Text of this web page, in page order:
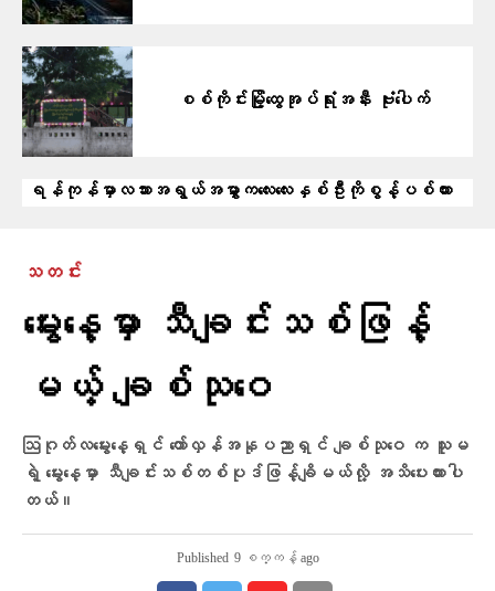
စစ်ကိုင်းမြို့ထွေအုပ်ရုံးအနီး ဗုံးပေါက်
ရန်ကုန်မှာလသားအရွယ်အမွှာကလေးလေးနှစ်ဦးကိုစွန့်ပစ်ထား
သတင်း
မွေးနေ့မှာ သီချင်းသစ်ဖြန့်
မယ့် ချစ်သုဝေ
ဩဂုတ်လမွေးနေ့ရှင် တော်လှန်အနုပညာရှင် ချစ်သုဝေ က သူမ
ရဲ့ မွေးနေ့မှာ သီချင်းသစ်တစ်ပုဒ်ဖြန့်ချိမယ်လို့ အသိပေးထားပါ
တယ်။
Published 9 စက္ကန့် ago